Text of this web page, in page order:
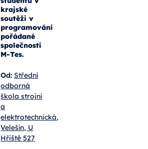
krajské
soutěži v
programování
pořádané
společností
M-Tes.
Od: Střední
odborná
škola strojní
a
elektrotechnická,
Velešín, U
Hřiště 527